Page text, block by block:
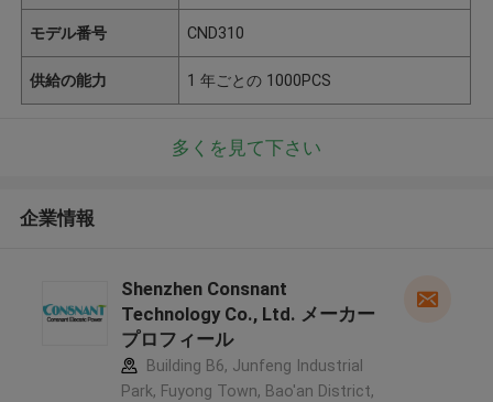
モデル番号 CND310
供給の能力 1 年ごとの 1000PCS
多くを見て下さい
企業情報
Shenzhen Consnant
Technology Co., Ltd. メーカー
プロフィール
Building B6, Junfeng Industrial
Park, Fuyong Town, Bao'an District,